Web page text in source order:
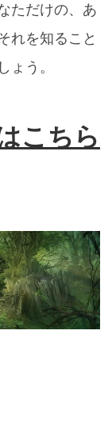
ただけの、あ
れを知ること
ょう。
こちら